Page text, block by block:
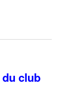
du club